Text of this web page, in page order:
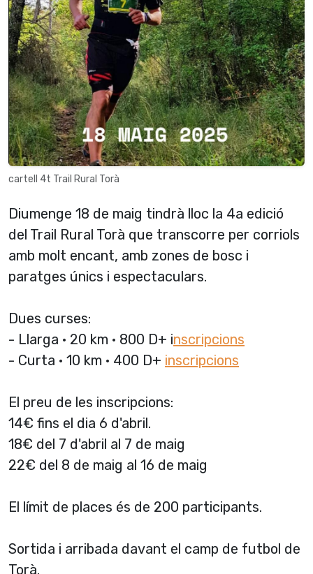
cartell 4t Trail Rural Torà
Diumenge 18 de maig tindrà lloc la 4a edició
del Trail Rural Torà que transcorre per corriols
amb molt encant, amb zones de bosc i
paratges únics i espectaculars.
Dues curses:
- Llarga · 20 km · 800 D+ inscripcions
- Curta · 10 km · 400 D+ inscripcions
El preu de les inscripcions:
14€ fins el dia 6 d'abril.
18€ del 7 d'abril al 7 de maig
22€ del 8 de maig al 16 de maig
El límit de places és de 200 participants.
Sortida i arribada davant el camp de futbol de
Torà.